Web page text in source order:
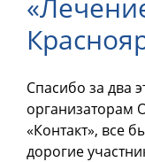
ОНЛАЙН-КУРСЫ
КОНТАКТЫ
Спасибо за два
организаторам
«Контакт», все
дорогие